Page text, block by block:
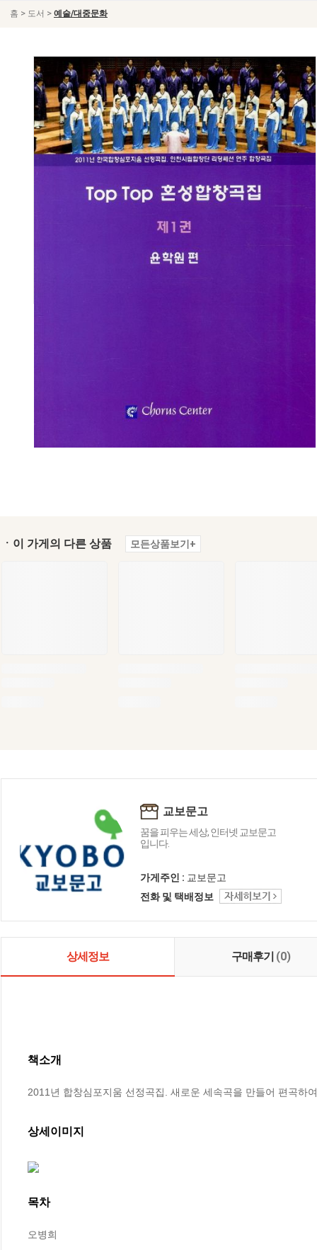
홈 > 도서 > 예술/대중문화
ㆍ이 가게의 다른 상품 모든상품보기+
교보문고
꿈을 피우는 세상, 인터넷 교보문고
입니다.
가게주인 : 교보문고
전화 및 택배정보
상세정보 구매후기 (0)
책소개
2011년 합창심포지움 선정곡집. 새로운 세속곡을 만들어 편곡하
상세이미지
목차
오병희